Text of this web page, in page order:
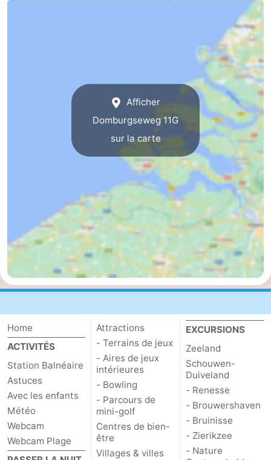
Mantelingen
Westkapelle
Zoutelande
-
Nature
Walcherse
-
Dishoek
-
Middelburg
Zeeuws-
Vlaanderen
-
Nieuwvliet
-
Sluis
-
Cadzand
-
Afficher
Domburgseweg 11G
sur la carte
Home
ACTIVITÉS
Station Balnéaire
Astuces
Avec les enfants
Météo
Webcam
Webcam Plage
Attractions
- Terrains de jeux
- Aires de jeux
intérieures
- Bowling
- Parcours de
mini-golf
Centres de bien-
être
Villages & villes
EXCURSIONS
Zeeland
Schouwen-
Duiveland
- Renesse
- Brouwershaven
- Bruinisse
- Zierikzee
- Nature